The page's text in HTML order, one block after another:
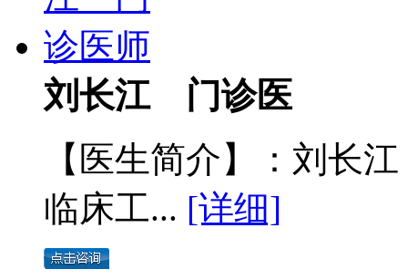
刘长江 门诊医
【医生简介】：刘长
临床工... [详细]